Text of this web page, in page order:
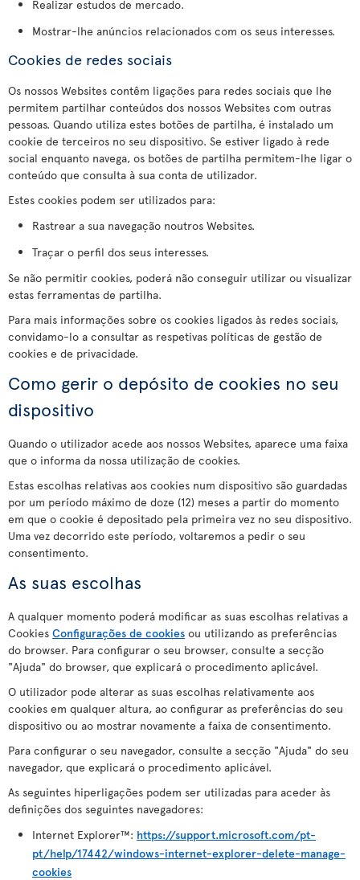
Realizar estudos de mercado.
Mostrar-lhe anúncios relacionados com os seus interesses.
Cookies de redes sociais
Os nossos Websites contêm ligações para redes sociais que lhe
permitem partilhar conteúdos dos nossos Websites com outras
pessoas. Quando utiliza estes botões de partilha, é instalado um
cookie de terceiros no seu dispositivo. Se estiver ligado à rede
social enquanto navega, os botões de partilha permitem-lhe ligar o
conteúdo que consulta à sua conta de utilizador.
Estes cookies podem ser utilizados para:
Rastrear a sua navegação noutros Websites.
Traçar o perfil dos seus interesses.
Se não permitir cookies, poderá não conseguir utilizar ou visualizar
estas ferramentas de partilha.
Para mais informações sobre os cookies ligados às redes sociais,
convidamo-lo a consultar as respetivas políticas de gestão de
cookies e de privacidade.
Como gerir o depósito de cookies no seu
dispositivo
Quando o utilizador acede aos nossos Websites, aparece uma faixa
que o informa da nossa utilização de cookies.
Estas escolhas relativas aos cookies num dispositivo são guardadas
por um período máximo de doze (12) meses a partir do momento
em que o cookie é depositado pela primeira vez no seu dispositivo.
Uma vez decorrido este período, voltaremos a pedir o seu
consentimento.
As suas escolhas
A qualquer momento poderá modificar as suas escolhas relativas a
Cookies Configurações de cookies ou utilizando as preferências
do browser. Para configurar o seu browser, consulte a secção
"Ajuda" do browser, que explicará o procedimento aplicável.
O utilizador pode alterar as suas escolhas relativamente aos
cookies em qualquer altura, ao configurar as preferências do seu
dispositivo ou ao mostrar novamente a faixa de consentimento.
Para configurar o seu navegador, consulte a secção "Ajuda" do seu
navegador, que explicará o procedimento aplicável.
As seguintes hiperligações podem ser utilizadas para aceder às
definições dos seguintes navegadores:
Internet Explorer™: https://support.microsoft.com/pt-
pt/help/17442/windows-internet-explorer-delete-manage-
cookies